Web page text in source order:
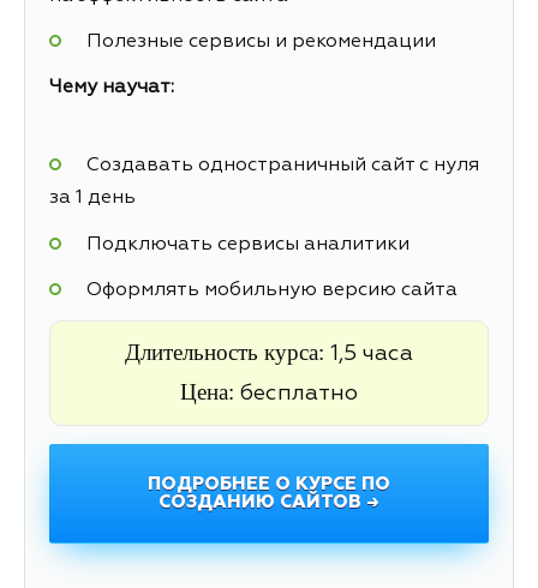
Полезные сервисы и рекомендации
Чему научат:
Создавать одностраничный сайт с нуля
за 1 день
Подключать сервисы аналитики
Оформлять мобильную версию сайта
Длительность курса: 1,5 часа
Цена: бесплатно
ПОДРОБНЕЕ О КУРСЕ ПО
СОЗДАНИЮ САЙТОВ →